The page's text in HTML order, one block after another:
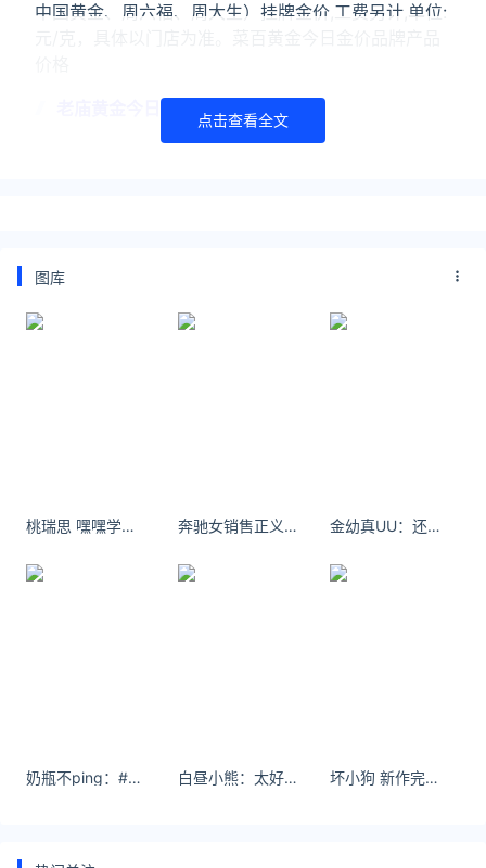
中国黄金、周六福、周大生）挂牌金价,工费另计,单位:
老庙黄金今日金价2024年7月30日
本文由黄金网发表，转载此文章须经作者同意，并请附上出处
(黄金网 )及本页链接。
点击查看全文
图库
桃瑞思 嘿嘿学姐又上线 今天是韩系校服look ​​​​ 奔驰女销售正义琳事件毕业后就再也没见过她，我开始慢慢淡忘曾爱的她 金幼真UU：还好我最爱自己
奶瓶不ping：#红玫瑰 #红红火火恍恍惚惚 #变装重生 #妆面记录 #今日妆容 白昼小熊：太好了是夏天我们有救了 坏小狗 新作完整版22分钟女儿服水晶棒- 茉莉次元